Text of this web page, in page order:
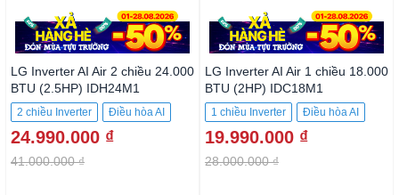
LG Inverter AI Air 2 chiều 24.000
BTU (2.5HP) IDH24M1
2 chiều Inverter Điều hòa AI
24.990.000 ₫
41.000.000 ₫
LG Inverter AI Air 1 chiều 18.000
BTU (2HP) IDC18M1
1 chiều Inverter Điều hòa AI
19.990.000 ₫
28.000.000 ₫